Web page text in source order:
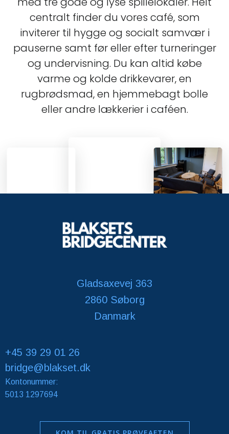
centralt finder du vores café, som
inviterer til hygge og socialt samvær i
pauserne samt før eller efter turneringer
og undervisning. Du kan altid købe
varme og kolde drikkevarer, en
rugbrødsmad, en hjemmebagt bolle
eller andre lækkerier i caféen.
Gladsaxevej 363
2860 Søborg
Danmark
+45 39 29 01 26
bridge@blakset.dk
Kontonummer:
5013 1297694